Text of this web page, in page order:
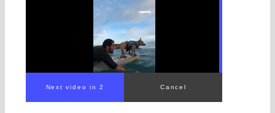
Next video in 1 Cancel